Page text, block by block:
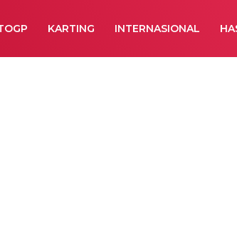
KARTING INTERNASIONAL